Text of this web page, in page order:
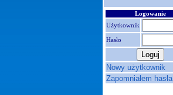
Logowanie
Użytkownik
Hasło
Nowy użytkownik
Zapomniałem hasła